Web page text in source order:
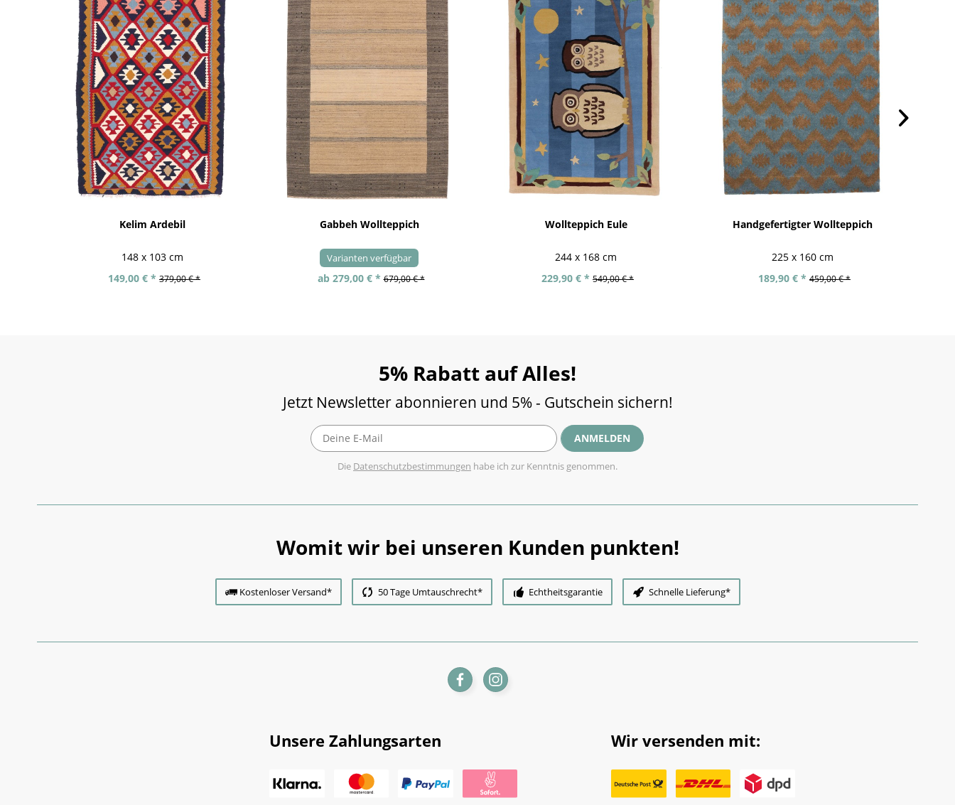
Kelim Ardebil
148 x 103 cm
149,00 € * 379,00 € *
Gabbeh Wollteppich
Varianten verfügbar
ab 279,00 € * 679,00 € *
Wollteppich Eule
244 x 168 cm
229,90 € * 549,00 € *
Handgefertigter Wollteppich
225 x 160 cm
189,90 € * 459,00 € *
5% Rabatt auf Alles!
Jetzt Newsletter abonnieren und 5% - Gutschein sichern!
ANMELDEN
Die Datenschutzbestimmungen habe ich zur Kenntnis genommen.
Womit wir bei unseren Kunden punkten!
Kostenloser Versand* 50 Tage Umtauschrecht* Echtheitsgarantie Schnelle Lieferung*
Unsere Zahlungsarten Wir versenden mit: